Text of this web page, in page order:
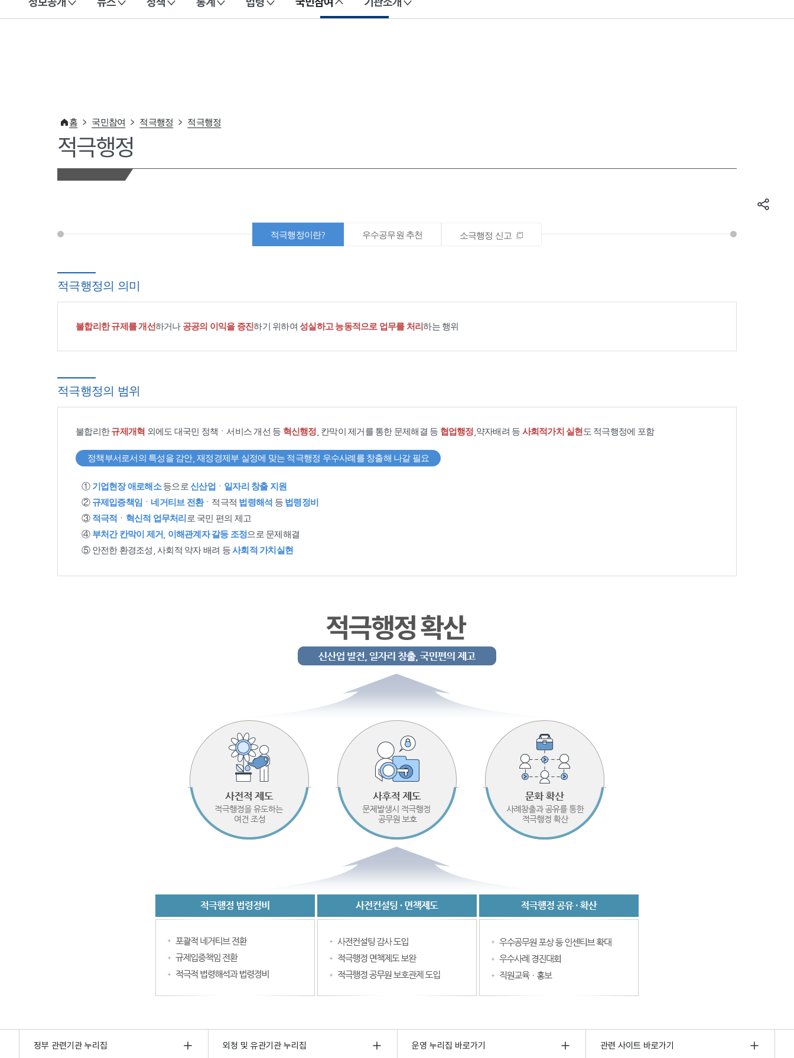
이 누리집은 대한민국 공식 전자정부 누리집입니다.
홈 국민참여 적극행정 적극행정
적극행정
적극행정이란? 우수공무원 추천 소극행정 신고
적극행정의 의미
불합리한 규제를 개선하거나 공공의 이익을 증진하기 위하여 성실하고 능동적으로 업무를 처리하는 행위
적극행정의 범위
불합리한규제개혁 외에도 대국민 정책ㆍ서비스 개선 등 혁신행정 , 칸막이 제거를 통한 문제해결 등 협업행정 ,약자배려 등 사회적가치 실현 도 적극행정에 포함
정책부서로서의 특성을 감안, 재정경제부 실정에 맞는 적극행정 우수사례를 창출해 나갈 필요
① 기업현장 애로해소등으로 신산업 ㆍ 일자리 창출 지원
② 규제입증책임 ㆍ 네거티브 전환ㆍ적극적 법령해석 등 법령정비
③ 적극적 ㆍ 혁신적 업무처리 로 국민 편의 제고
④ 부처간 칸막이 제거, 이해관계자 갈등 조정으로 문제해결
⑤ 안전한 환경조성, 사회적 약자 배려 등사회적 가치실현
정부 관련기관 누리집 외청 및 유관기관 누리집 운영 누리집 바로가기 관련 사이트 바로가기